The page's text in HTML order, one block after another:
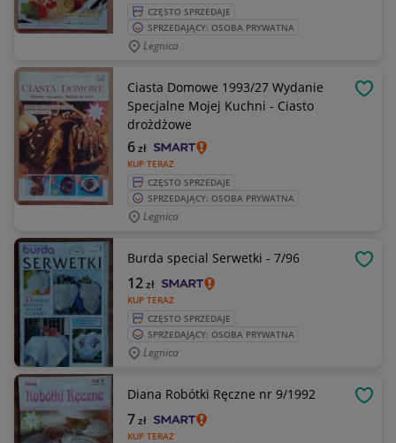
CZĘSTO SPRZEDAJE
SPRZEDAJĄCY: OSOBA PRYWATNA
Legnica
Ciasta Domowe 1993/27 Wydanie
Specjalne Mojej Kuchni - Ciasto
drożdżowe
KUP TERAZ
6zł
CZĘSTO SPRZEDAJE
SPRZEDAJĄCY: OSOBA PRYWATNA
Legnica
Burda special Serwetki - 7/96
KUP TERAZ
12zł
CZĘSTO SPRZEDAJE
SPRZEDAJĄCY: OSOBA PRYWATNA
Legnica
Diana Robótki Ręczne nr 9/1992
KUP TERAZ
7zł